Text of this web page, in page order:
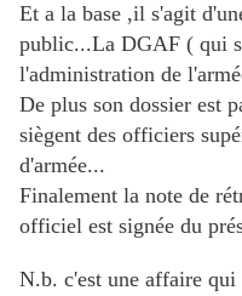
Et a la base ,il s'agit
public...La DGAF ( qui
l'administration de
De plus son dossier est
siègent des officiers
d'armée...
Finalement la note de
officiel est signée du
N.b. c'est une affaire